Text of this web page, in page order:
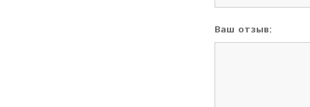
Ваш отзыв: